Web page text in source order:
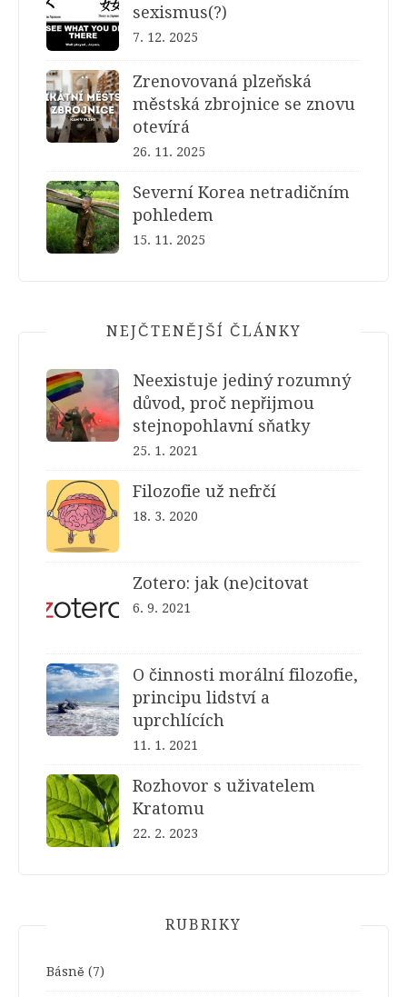
sexismus(?)
7. 12. 2025
Zrenovovaná plzeňská
městská zbrojnice se znovu
otevírá
26. 11. 2025
Severní Korea netradičním
pohledem
15. 11. 2025
NEJČTENĚJŠÍ ČLÁNKY
Neexistuje jediný rozumný
důvod, proč nepřijmou
stejnopohlavní sňatky
25. 1. 2021
Filozofie už nefrčí
18. 3. 2020
Zotero: jak (ne)citovat
6. 9. 2021
O činnosti morální filozofie,
principu lidství a
uprchlících
11. 1. 2021
Rozhovor s uživatelem
Kratomu
22. 2. 2023
RUBRIKY
Básně (7)